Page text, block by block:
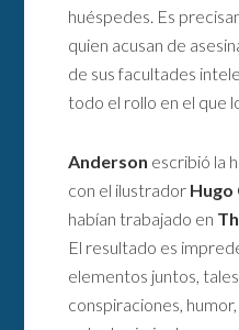
huéspedes. Es
quien acusan de
de sus facultades
todo el rollo en el que
Anderson escribió la
con el ilustrador Hugo
habían trabajado en
El resultado es
elementos juntos,
conspiraciones,